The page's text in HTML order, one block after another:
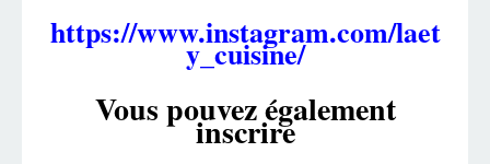
https://www.instagram.com/laet
y_cuisine/
Vous pouvez également
inscrire